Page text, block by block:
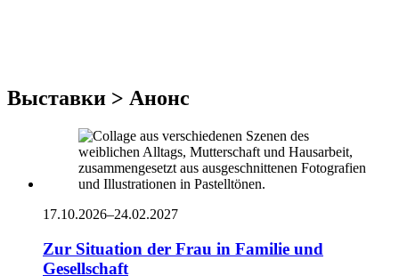
Выставки > Анонс
17.10.2026–24.02.2027
Zur Situation der Frau in Familie und
Gesellschaft